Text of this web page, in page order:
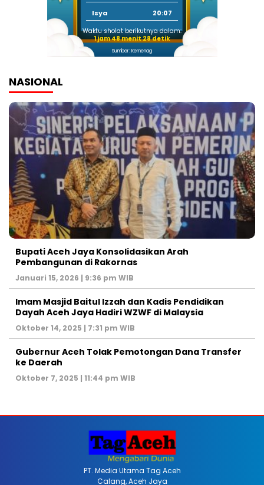
Isya
20:07
Waktu sholat berikutnya dalam:
1 jam 48 menit 27 detik
Sumber: Kemenag
NASIONAL
Bupati Aceh Jaya Konsolidasikan Arah
Pembangunan di Rakornas
Januari 15, 2026 | 9:36 pm WIB
Imam Masjid Baitul Izzah dan Kadis Pendidikan
Dayah Aceh Jaya Hadiri WZWF di Malaysia
Oktober 14, 2025 | 7:31 pm WIB
Gubernur Aceh Tolak Pemotongan Dana Transfer
ke Daerah
Oktober 7, 2025 | 11:44 pm WIB
PT. Media Utama Tag Aceh
Calang, Aceh Jaya